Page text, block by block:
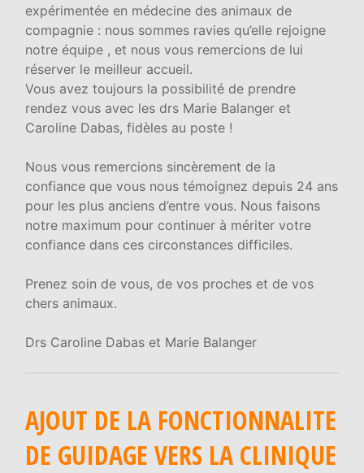
expérimentée en médecine des animaux de
compagnie : nous sommes ravies qu’elle rejoigne
notre équipe , et nous vous remercions de lui
réserver le meilleur accueil.
Vous avez toujours la possibilité de prendre
rendez vous avec les drs Marie Balanger et
Caroline Dabas, fidèles au poste !
Nous vous remercions sincèrement de la
confiance que vous nous témoignez depuis 24 ans
pour les plus anciens d’entre vous. Nous faisons
notre maximum pour continuer à mériter votre
confiance dans ces circonstances difficiles.
Prenez soin de vous, de vos proches et de vos
chers animaux.
Drs Caroline Dabas et Marie Balanger
AJOUT DE LA FONCTIONNALITE
DE GUIDAGE VERS LA CLINIQUE